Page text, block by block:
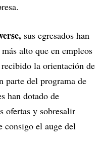
sus egresados han
alto que en empleos
la orientación de
parte del programa de
han dotado de
ofertas y sobresalir
consigo el auge del